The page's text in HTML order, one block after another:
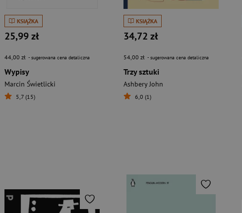
KSIĄŻKA
25,99 zł
44,00 zł - sugerowana cena detaliczna
Wypisy
Marcin Świetlicki
5,7 (15)
KSIĄŻKA
34,72 zł
54,00 zł - sugerowana cena detaliczna
Trzy sztuki
Ashbery John
6,0 (1)